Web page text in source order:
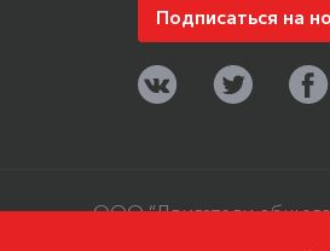
ООО “Двигатели общего